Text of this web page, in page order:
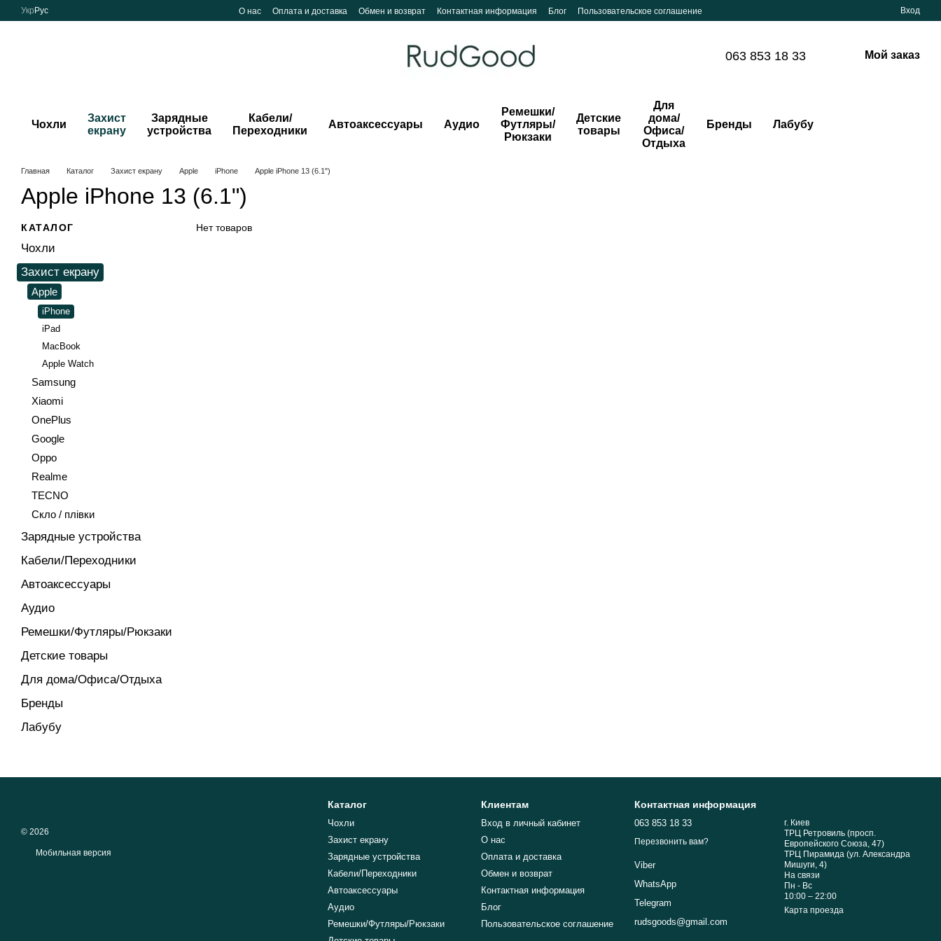
Перейти к основному контенту
Укр Рус О нас Оплата и доставка Обмен и возврат Контактная информация Блог Пользовательское соглашение Вход
063 853 18 33 Мой заказ
Чохли
Захист
екрану
Зарядные
устройства
Кабели/
Переходники
Автоаксессуары Аудио
Ремешки/
Футляры/
Рюкзаки
Детские
товары
Для
дома/
Офиса/
Отдыха
Бренды Лабубу
Главная Каталог Захист екрану Apple iPhone Apple iPhone 13 (6.1")
Apple iPhone 13 (6.1")
Нет товаров
КАТАЛОГ
Чохли
Захист екрану
Apple
iPhone
iPad
MacBook
Apple Watch
Samsung
Xiaomi
OnePlus
Google
Oppo
Realme
TECNO
Скло / плівки
Зарядные устройства
Кабели/Переходники
Автоаксессуары
Аудио
Ремешки/Футляры/Рюкзаки
Детские товары
Для дома/Офиса/Отдыха
Бренды
Лабубу
© 2026
Мобильная версия
Каталог
Чохли
Захист екрану
Зарядные устройства
Кабели/Переходники
Автоаксессуары
Аудио
Ремешки/Футляры/Рюкзаки
Клиентам
Вход в личный кабинет
О нас
Оплата и доставка
Обмен и возврат
Контактная информация
Блог
Пользовательское соглашение
Контактная информация
063 853 18 33
Перезвонить вам?
Viber
WhatsApp
Telegram
rudsgoods@gmail.com
г. Киев
ТРЦ Ретровиль (просп.
Европейского Союза, 47)
ТРЦ Пирамида (ул. Александра
Мишуги, 4)
На связи
Пн - Вс
10:00 – 22:00
Карта проезда